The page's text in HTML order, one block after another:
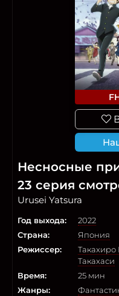
Несносные
23 серия
Urusei Yatsura
Год выхода:
2022
Страна:
Япония
Режиссер:
Такахиро
Такахаси
Время:
25 мин
Жанры: